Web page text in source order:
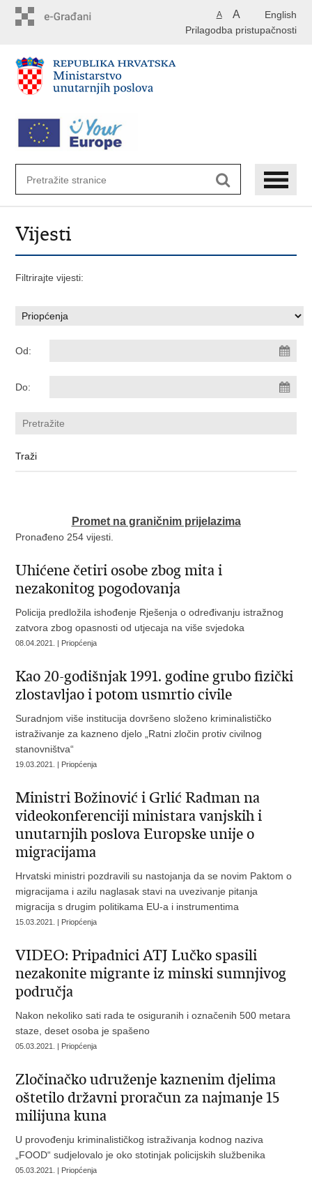
English
A A
Prilagodba pristupačnosti
Vijesti
Filtrirajte vijesti:
Od:
Do:
Promet na graničnim prijelazima
Pronađeno 254 vijesti.
Uhićene četiri osobe zbog mita i
nezakonitog pogodovanja
Policija predložila ishođenje Rješenja o određivanju istražnog
zatvora zbog opasnosti od utjecaja na više svjedoka
08.04.2021. | Priopćenja
Kao 20-godišnjak 1991. godine grubo fizički
zlostavljao i potom usmrtio civile
Suradnjom više institucija dovršeno složeno kriminalističko
istraživanje za kazneno djelo „Ratni zločin protiv civilnog
stanovništva“
19.03.2021. | Priopćenja
Ministri Božinović i Grlić Radman na
videokonferenciji ministara vanjskih i
unutarnjih poslova Europske unije o
migracijama
Hrvatski ministri pozdravili su nastojanja da se novim Paktom o
migracijama i azilu naglasak stavi na uvezivanje pitanja
migracija s drugim politikama EU-a i instrumentima
15.03.2021. | Priopćenja
VIDEO: Pripadnici ATJ Lučko spasili
nezakonite migrante iz minski sumnjivog
područja
Nakon nekoliko sati rada te osiguranih i označenih 500 metara
staze, deset osoba je spašeno
05.03.2021. | Priopćenja
Zločinačko udruženje kaznenim djelima
oštetilo državni proračun za najmanje 15
milijuna kuna
U provođenju kriminalističkog istraživanja kodnog naziva
„FOOD“ sudjelovalo je oko stotinjak policijskih službenika
05.03.2021. | Priopćenja